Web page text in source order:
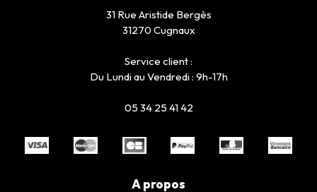
31 Rue Aristide Bergès
31270 Cugnaux
Service client :
Du Lundi au Vendredi : 9h-17h
05 34 25 41 42
A propos